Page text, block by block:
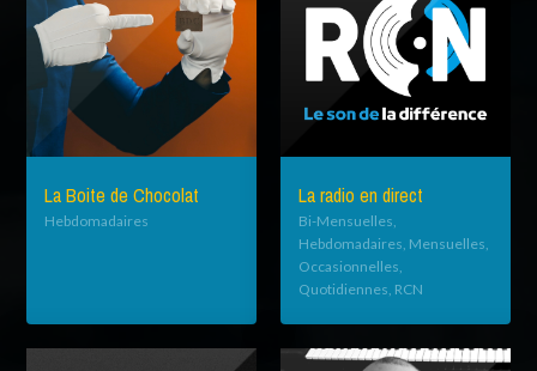
La Boite de Chocolat
Hebdomadaires
La radio en direct
Bi-Mensuelles,
Hebdomadaires, Mensuelles,
Occasionnelles,
Quotidiennes, RCN